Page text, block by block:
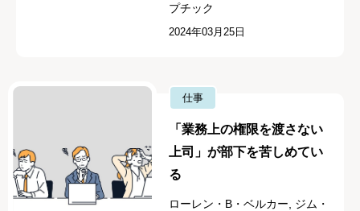
プチック
2024年03月25日
仕事
「業務上の権限を渡さない
上司」が部下を苦しめてい
る
ローレン・B・ベルカー, ジム・